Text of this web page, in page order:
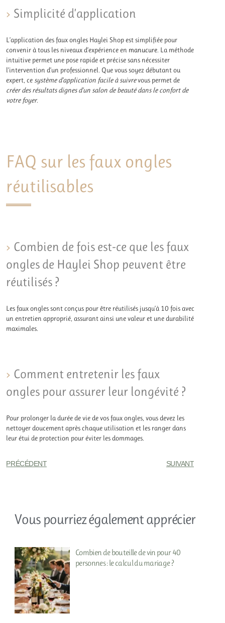
Simplicité d’application
L’application des faux ongles Haylei Shop est simplifiée pour
convenir à tous les niveaux d’expérience en manucure . La méthode
intuitive permet une pose rapide et précise sans nécessiter
l’intervention d’un professionnel. Que vous soyez débutant ou
expert, ce système d’application facile à suivrevous permet de
créer des résultats dignes d’un salon de beauté dans le confort de
votre foyer.
FAQ sur les faux ongles
réutilisables
Combien de fois est-ce que les faux
ongles de Haylei Shop peuvent être
réutilisés ?
Les faux ongles sont conçus pour être réutilisés jusqu’à 10 fois avec
un entretien approprié, assurant ainsi une valeur et une durabilité
maximales.
Comment entretenir les faux
ongles pour assurer leur longévité ?
Pour prolonger la durée de vie de vos faux ongles, vous devez les
nettoyer doucement après chaque utilisation et les ranger dans
leur étui de protection pour éviter les dommages.
PRÉCÉDENT SUIVANT
Vous pourriez également apprécier
Combien de bouteille de vin pour 40
personnes : le calcul du mariage ?